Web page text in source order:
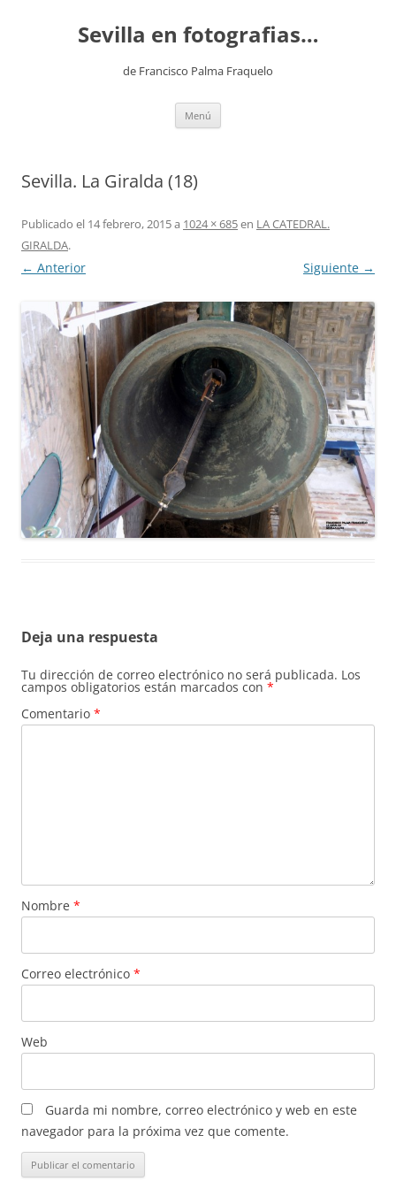
contenidoSevilla en fotografias…
de Francisco Palma Fraquelo
Menú
Sevilla. La Giralda (18)
Publicado el 14 febrero, 2015a 1024 × 685en LA CATEDRAL.
GIRALDA.
← Anterior Siguiente →
Deja una respuesta
Tu dirección de correo electrónico no será publicada. Los
campos obligatorios están marcados con *
Comentario *
Nombre *
Correo electrónico *
Web
Guarda mi nombre, correo electrónico y web en este
navegador para la próxima vez que comente.